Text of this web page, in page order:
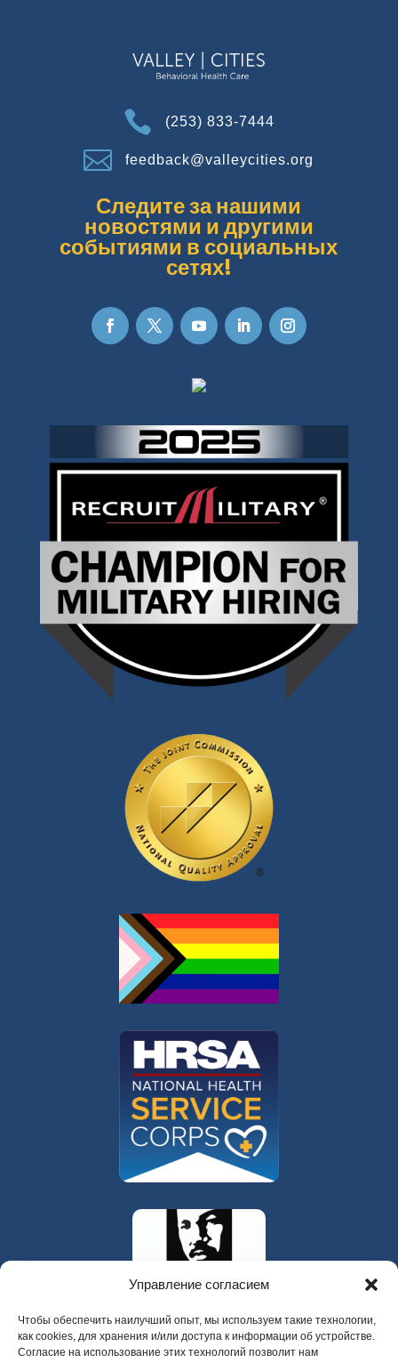
Управление согласием
Чтобы обеспечить наилучший опыт, мы используем такие технологии,
как cookies, для хранения и/или доступа к информации об устройстве.
Согласие на использование этих технологий позволит нам
 (253) 833-7444
 feedback@valleycities.org
Следите за нашими
новостями и другими
событиями в социальных
сетях!